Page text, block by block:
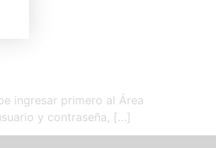
ingresar primero al Área
y contraseña, […]